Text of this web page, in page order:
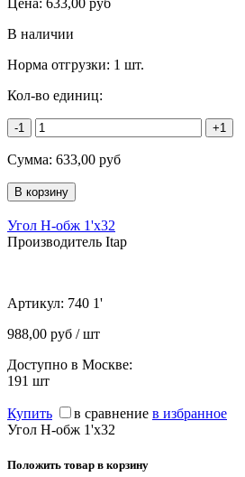
Цена: 633,00 руб
В наличии
Норма отгрузки: 1 шт.
Кол-во единиц:
-1 +1
Сумма: 633,00 руб
Угол Н-обж 1'х32
Производитель Itap
Артикул: 740 1'
988,00 руб / шт
Доступно в Москве:
191 шт
Купить в сравнение в избранное
Угол Н-обж 1'х32
Положить товар в корзину